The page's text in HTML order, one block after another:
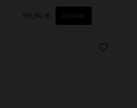
99,90 € Ajouter